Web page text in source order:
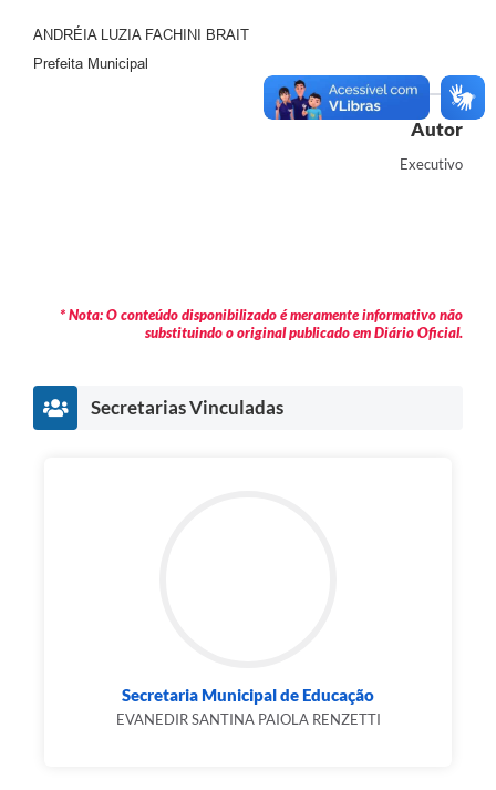
ANDRÉIA LUZIA FACHINI BRAIT
Prefeita Municipal
Autor
Executivo
* Nota: O conteúdo disponibilizado é meramente informativo não
substituindo o original publicado em Diário Oficial.
Secretarias Vinculadas
Secretaria Municipal de Educação
EVANEDIR SANTINA PAIOLA RENZETTI